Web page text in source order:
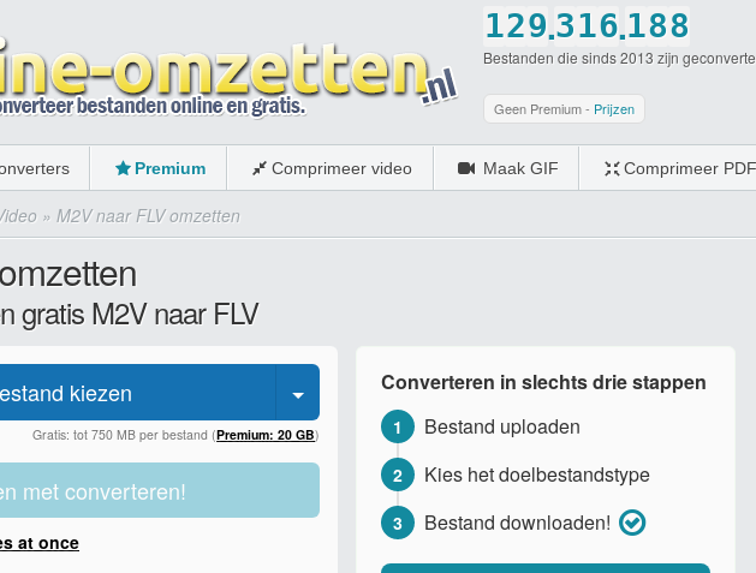
1
2
3
4
5
6
0
2
3
4
5
6
7
9
0
.3
4
5
6
7
8
1
2
3
4
5
6
0
6
7
8
9
0
.1
2
3
4
5
6
0
8
9
8
9
Bestanden die sinds 2013 zijn
Geen Premium - Prijzen
Premium Comprimeer video Maak GIF Comprimeer PDF
» M2V naar FLV omzetten
gratis M2V naar FLV
kiezen
Gratis: tot 750 MB per bestand (Premium: 20 GB)
met converteren!
at once
Converteren in slechts drie stappen
1 Bestand uploaden
2 Kies het doelbestandstype
3 Bestand downloaden!